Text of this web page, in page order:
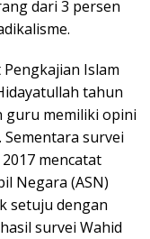
dari 3 persen
Islam
tahun
guru memiliki opini
survei
mencatat
Negara (ASN)
setuju dengan
survei Wahid